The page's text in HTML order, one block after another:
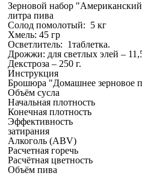
Зерновой набор
литра пива
Солод помолотый: 5 кг
Хмель: 45 гр
Осветлитель: 1таблетка.
Дрожжи: для светлых элей –
Декстроза – 250 г.
Инструкция
Брошюра "Домашнее зерновое
Объём сусла
Начальная плотность
Конечная плотность
Эффективность
затирания
Алкоголь (АВV)
Расчетная горечь
Расчётная цветность
Объём пива